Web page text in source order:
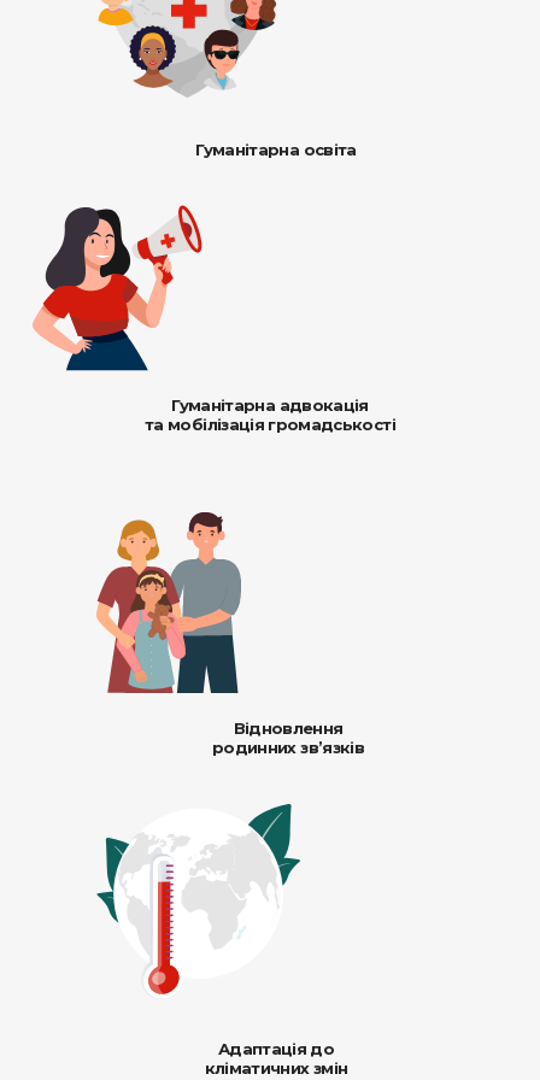
Гуманітарна освіта
Гуманітарна адвокація
та мобілізація громадськості
Відновлення
родинних зв’язків
Адаптація до
кліматичних змін